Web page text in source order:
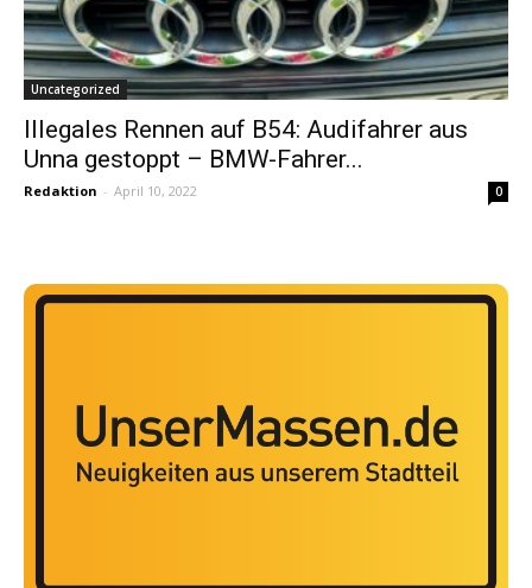
Uncategorized
Illegales Rennen auf B54: Audifahrer aus
Unna gestoppt – BMW-Fahrer...
Redaktion - April 10, 2022 0